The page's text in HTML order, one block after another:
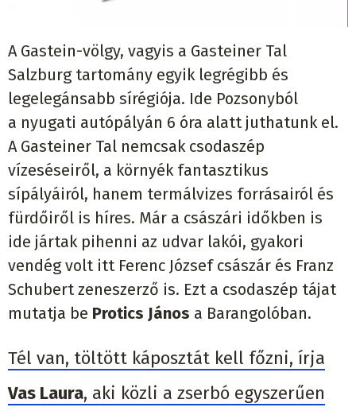
A Gastein-völgy, vagyis a Gasteiner Tal
Salzburg tartomány egyik legrégibb és
legelegánsabb sírégiója. Ide Pozsonyból
a nyugati autópályán 6 óra alatt juthatunk el.
A Gasteiner Tal nemcsak csodaszép
vízeséseiről, a környék fantasztikus
sípályáiról, hanem termálvizes forrásairól és
fürdőiről is híres. Már a császári időkben is
ide jártak pihenni az udvar lakói, gyakori
vendég volt itt Ferenc József császár és Franz
Schubert zeneszerző is. Ezt a csodaszép tájat
mutatja be Protics János a Barangolóban.
Tél van, töltött káposztát kell főzni, írja
Vas Laura, aki közli a zserbó egyszerűen